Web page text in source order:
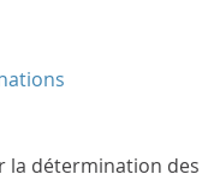
la détermination des